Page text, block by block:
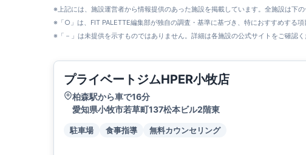
※上記には、施設運営者から情報提供のあった施設を掲載しています。全施設は下の
※「○」は、FIT PALETTE編集部が独自の調査・基準に基づき、特におすすめする項
※「－」は未提供を示すものではありません。詳細は各施設の公式サイトをご確認く
プライベートジムHPER小牧店
柏森駅から車で16分
愛知県小牧市若草町137松本ビル2階東
駐車場 食事指導 無料カウンセリング